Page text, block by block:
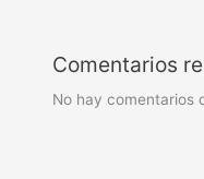
Comentarios
No hay comentarios